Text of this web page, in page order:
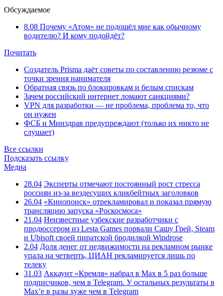
Обсуждаемое
8.08 Почему «Атом» не подошёл мне как обычному
водителю? И кому подойдёт?
Почитать
Создатель Prisma даёт советы по составлению резюме с
точки зрения нанимателя
Обратная связь по блокировкам и белым спискам
Зачем российский интернет ломают санкциями?
VPN для разработки — не проблема, проблема то, что
он нужен
ФСБ и Минздрав предупреждают (только их никто не
слушает)
Все ссылки
Подсказать ссылку
Медиа
28.04 Эксперты отмечают постоянный рост стресса
россиян из-за вездесущих кликбейтных заголовков
26.04 «Кинопоиск» отрекламировал и показал прямую
трансляцию запуска «Роскосмоса»
21.04 Неизвестные узбекские разработчики с
продюссером из Lesta Games порвали Сашу Грей, Steam
и Ubisoft своей пиратской бродилкой Windrose
2.04 Доля денег от недвижимости на рекламном рынке
упала на четверть, ЦИАН рекламируется лишь по
телеку
31.03 Аккаунт «Кремля» набрал в Max в 5 раз больше
подписчиков, чем в Telegram. У остальных результаты в
Max’е в разы хуже чем в Telegram